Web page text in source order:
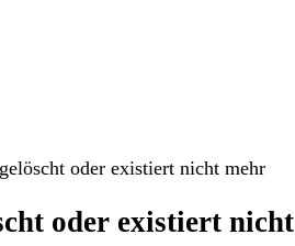
oder existiert nicht mehr
oder existiert nicht